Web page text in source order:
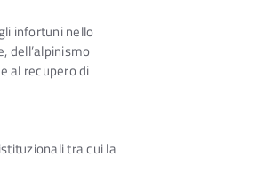
infortuni nello
dell’alpinismo
al recupero di
tra cui la